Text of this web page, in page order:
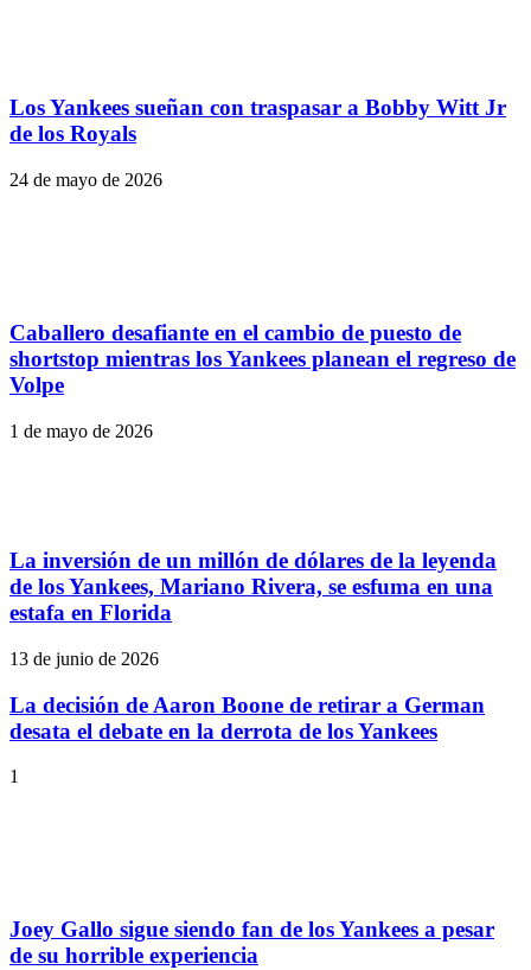
Los Yankees sueñan con traspasar a Bobby Witt Jr
de los Royals
24 de mayo de 2026
Caballero desafiante en el cambio de puesto de
shortstop mientras los Yankees planean el regreso de
Volpe
1 de mayo de 2026
La inversión de un millón de dólares de la leyenda
de los Yankees, Mariano Rivera, se esfuma en una
estafa en Florida
13 de junio de 2026
La decisión de Aaron Boone de retirar a German
desata el debate en la derrota de los Yankees
1
Joey Gallo sigue siendo fan de los Yankees a pesar
de su horrible experiencia